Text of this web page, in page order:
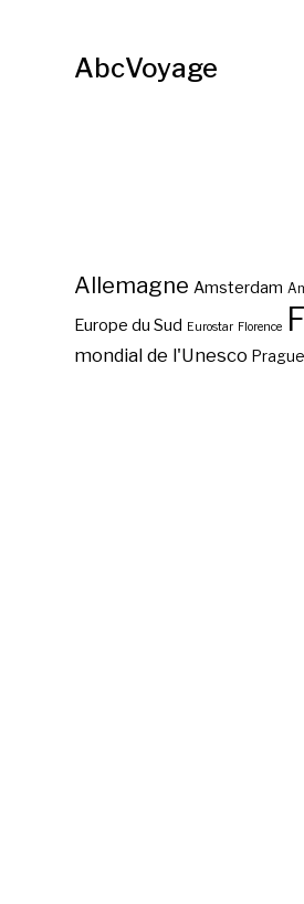
AbcVoyage
Allemagne Amsterdam
Europe du Sud Eurostar Florence
mondial de l'Unesco Prague